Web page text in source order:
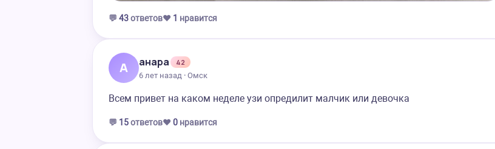
💬 43ответов❤️ 1 нравится
А анара
42
6 лет назад · Омск
Всем привет на каком неделе узи опредилит малчик или девочка
💬 15ответов❤️ 0 нравится